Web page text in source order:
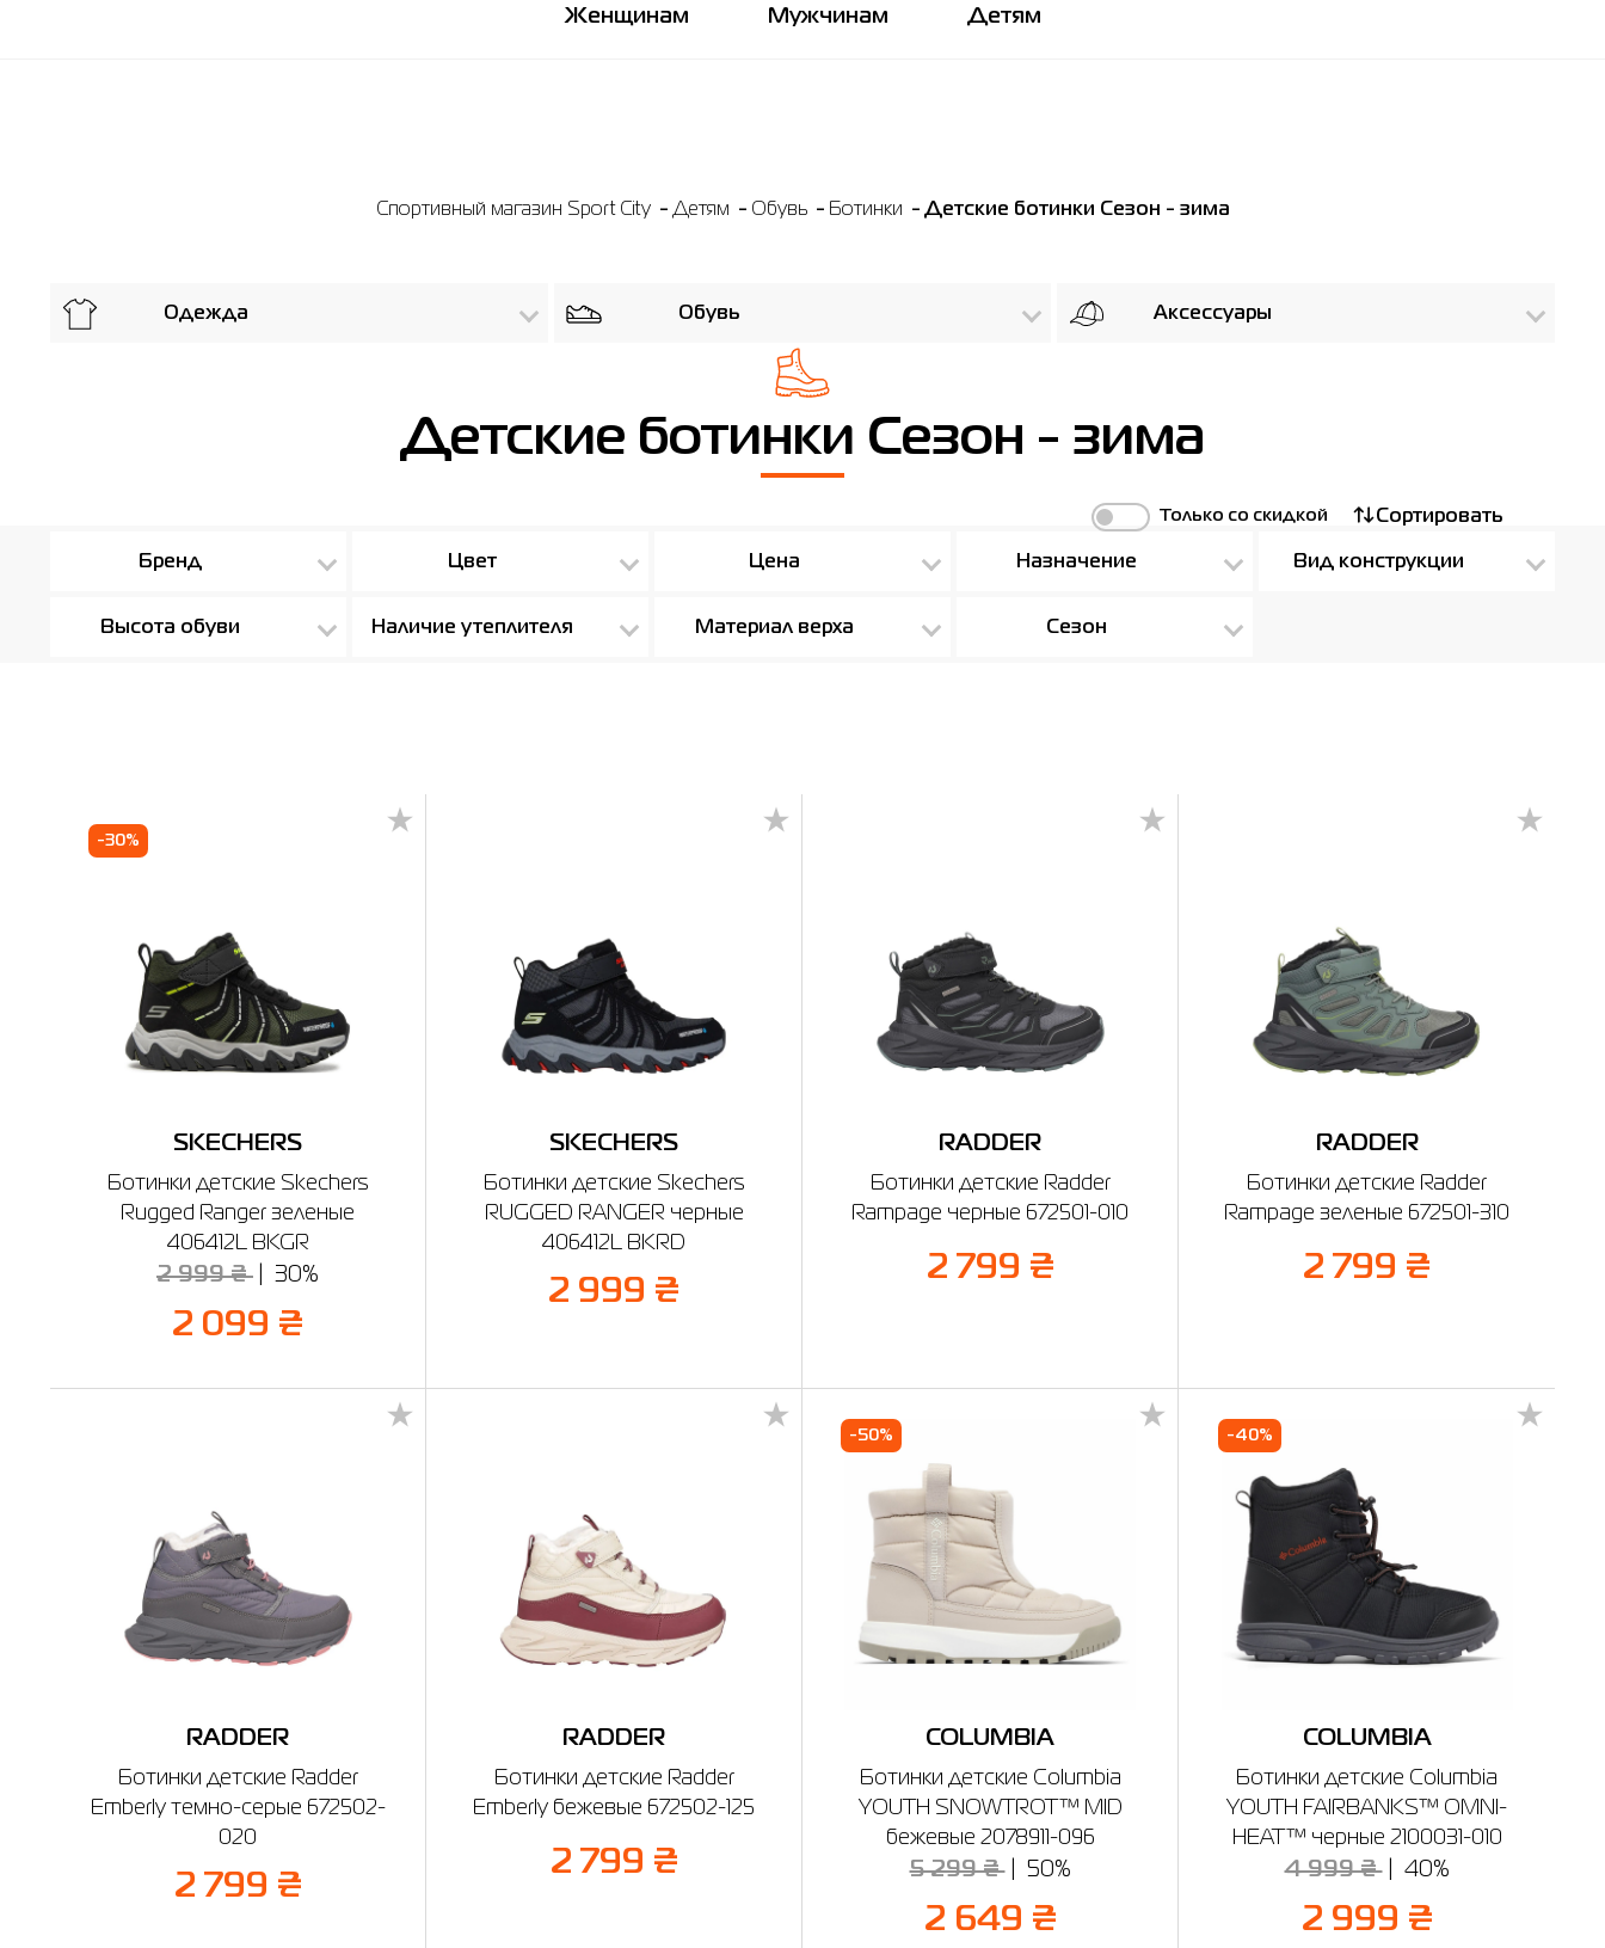
Женщинам Мужчинам Детям
Спортивный магазин Sport City Детям Обувь Ботинки Детские ботинки Сезон - зима
Одежда Обувь Аксессуары
Детские ботинки Сезон - зима
Только со скидкой Сортировать
Бренд Цвет Цена Назначение Вид конструкции
Высота обуви Наличие утеплителя Материал верха Сезон
-30%
SKECHERS
Ботинки детские Skechers
Rugged Ranger зеленые
406412L BKGR
2 999 ₴ 30%
2 099 ₴
SKECHERS
Ботинки детские Skechers
RUGGED RANGER черные
406412L BKRD
2 999 ₴
RADDER
Ботинки детские Radder
Rampage черные 672501-010
2 799 ₴
RADDER
Ботинки детские Radder
Rampage зеленые 672501-310
2 799 ₴
RADDER
Ботинки детские Radder
Emberly темно-серые 672502-
020
2 799 ₴
RADDER
Ботинки детские Radder
Emberly бежевые 672502-125
2 799 ₴
-50%
COLUMBIA
Ботинки детские Columbia
YOUTH SNOWTROT™ MID
бежевые 2078911-096
5 299 ₴ 50%
2 649 ₴
-40%
COLUMBIA
Ботинки детские Columbia
YOUTH FAIRBANKS™ OMNI-
HEAT™ черные 2100031-010
4 999 ₴ 40%
2 999 ₴